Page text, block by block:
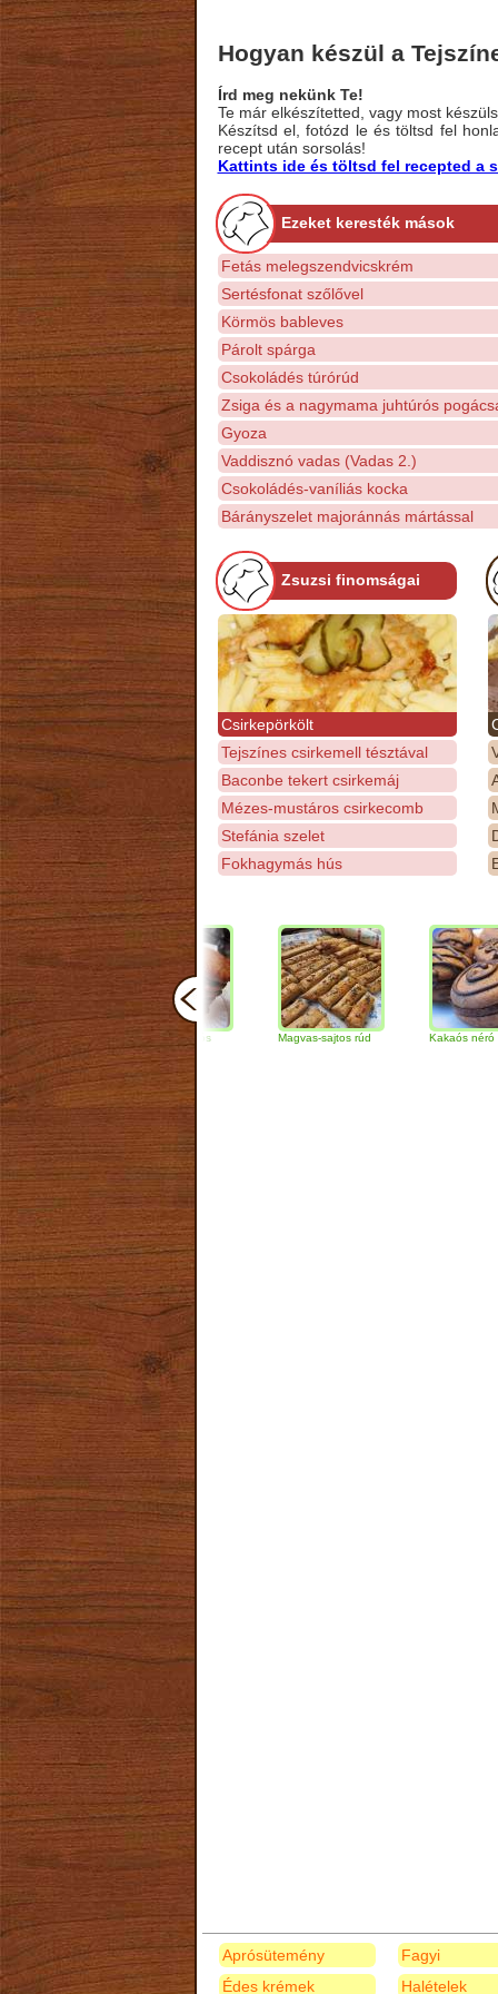
Hogyan készül a
Írd meg nekünk Te!
Te már elkészítetted, vagy most
Készítsd el, fotózd le és töltsd fel
recept után sorsolás!
Kattints ide és töltsd fel recepted a
Ezeket keresték mások
Fetás melegszendvicskrém
Sertésfonat szőlővel
Körmös bableves
Párolt spárga
Csokoládés túrórúd
Zsiga és a nagymama juhtúrós
Gyoza
Vaddisznó vadas (Vadas 2.)
Csokoládés-vaníliás kocka
Bárányszelet majoránnás mártással
Zsuzsi finomságai
Csirkepörkölt
Tejszínes csirkemell tésztával
Baconbe tekert csirkemáj
Mézes-mustáros csirkecomb
Stefánia szelet
Fokhagymás hús
Csokoládés-diós
szendvics
Magvas-sajtos rúd Kakaós néró
Aprósütemény
Édes krémek
Fagyi
Halételek